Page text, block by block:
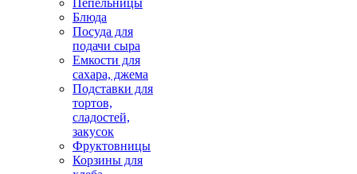
Пепельницы
Блюда
Посуда для
подачи сыра
Емкости для
сахара, джема
Подставки для
тортов,
сладостей,
закусок
Фруктовницы
Корзины для